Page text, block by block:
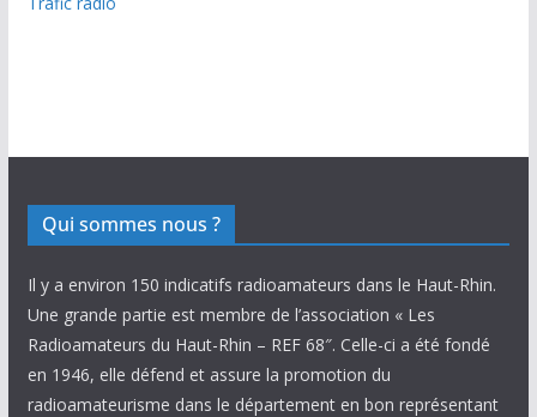
Qui sommes nous ?
Il y a environ 150 indicatifs radioamateurs dans le Haut-Rhin.
Une grande partie est membre de l’association « Les
Radioamateurs du Haut-Rhin – REF 68″. Celle-ci a été fondé
en 1946, elle défend et assure la promotion du
radioamateurisme dans le département en bon représentant